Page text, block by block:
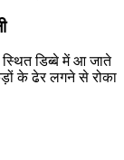
डिब्बे में आ जाते
के ढेर लगने से रोका